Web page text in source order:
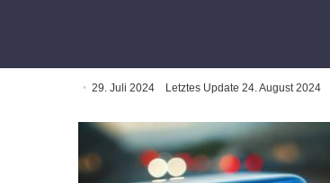
Unfallflucht
29. Juli 2024 Letztes Update 24. August 2024